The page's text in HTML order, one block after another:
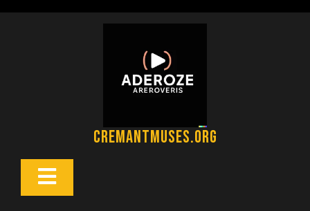
cremantmuses.org
Botón